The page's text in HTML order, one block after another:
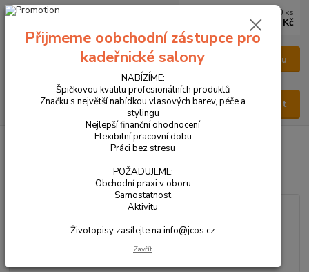
Menu
Hledat
0 ks
0 Kč
VŠECHNY PRODUKTY Blonde vybělující pěna 200 ml
Blonde vybělující pěna 200 ml
Přijmeme oobchodní zástupce pro
kadeřnické salony
NABÍZÍME:
Špičkovou kvalitu profesionálních produktů
Značku s největší nabídkou vlasových barev, péče a
stylingu
Nejlepší finanční ohodnocení
Flexibilní pracovní dobu
Práci bez stresu
POŽADUJEME:
Obchodní praxi v oboru
Samostatnost
Aktivitu
Životopisy zasílejte na info@jcos.cz
Zavřít